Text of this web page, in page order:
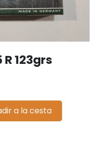
R 123grs
a la cesta